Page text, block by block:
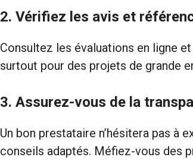
2. Vérifiez les avis et
Consultez les évaluations en ligne
surtout pour des projets de grande
3. Assurez-vous de la
Un bon prestataire n’hésitera pas à
conseils adaptés. Méfiez-vous des